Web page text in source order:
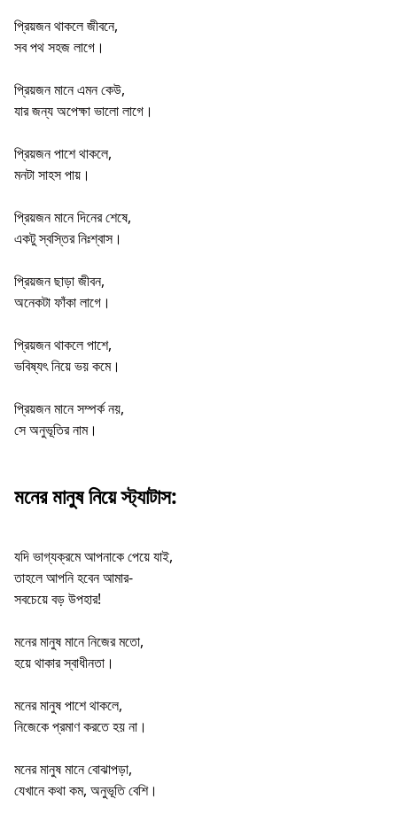
প্রিয়জন থাকলে জীবনে,
সব পথ সহজ লাগে।
প্রিয়জন মানে এমন কেউ,
যার জন্য অপেক্ষা ভালো লাগে।
প্রিয়জন পাশে থাকলে,
মনটা সাহস পায়।
প্রিয়জন মানে দিনের শেষে,
একটু স্বস্তির নিঃশ্বাস।
প্রিয়জন ছাড়া জীবন,
অনেকটা ফাঁকা লাগে।
প্রিয়জন থাকলে পাশে,
ভবিষ্যৎ নিয়ে ভয় কমে।
প্রিয়জন মানে সম্পর্ক নয়,
সে অনুভূতির নাম।
মনের মানুষ নিয়ে স্ট্যাটাস:
যদি ভাগ্যক্রমে আপনাকে পেয়ে যাই,
তাহলে আপনি হবেন আমার-
সবচেয়ে বড় উপহার!
মনের মানুষ মানে নিজের মতো,
হয়ে থাকার স্বাধীনতা।
মনের মানুষ পাশে থাকলে,
নিজেকে প্রমাণ করতে হয় না।
মনের মানুষ মানে বোঝাপড়া,
যেখানে কথা কম, অনুভূতি বেশি।